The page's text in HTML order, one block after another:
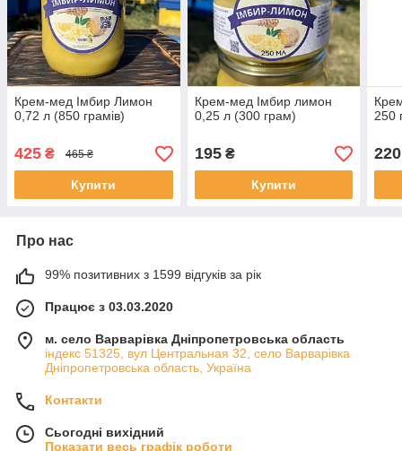
Крем-мед Імбир Лимон
0,72 л (850 грамів)
425 ₴ 465 ₴
Купити
Крем-мед Імбир лимон
0,25 л (300 грам)
195₴
Купити
250
220
Про нас
99% позитивних з 1599 відгуків за рік
Працює з 03.03.2020
м. село Варварівка Дніпропетровська область
індекс 51325, вул Центральная 32, село Варварівка
Дніпропетровська область, Україна
Контакти
Сьогодні вихідний
Показати весь графік роботи